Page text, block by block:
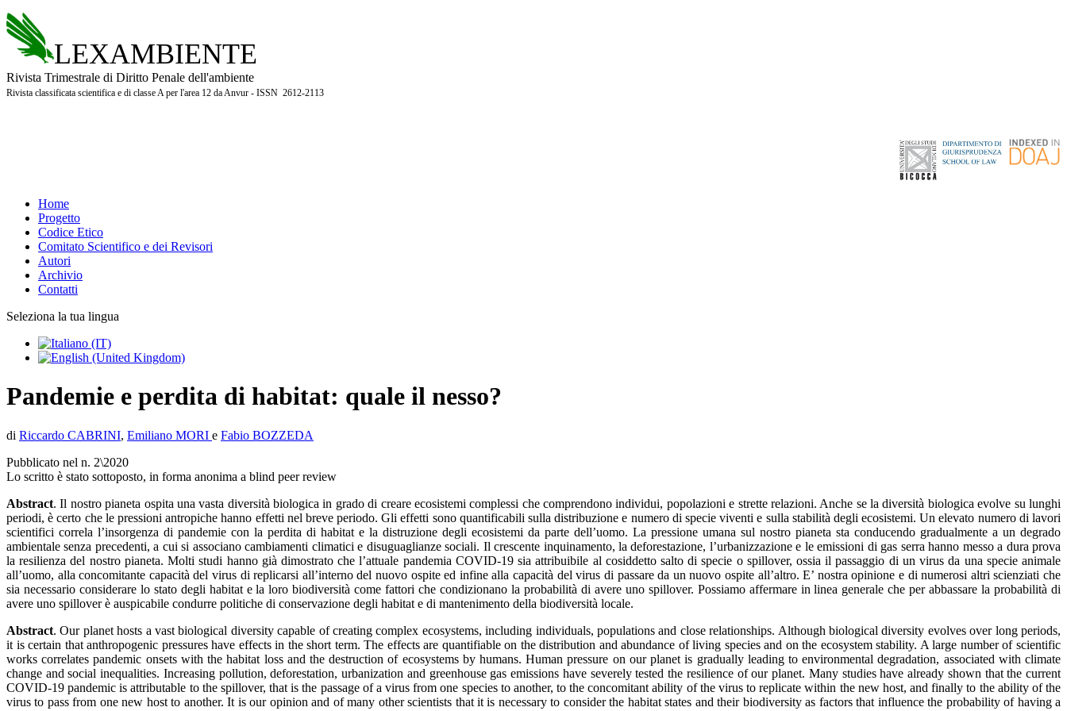
LEXAMBIENTE
Rivista Trimestrale di Diritto Penale dell'ambiente
Rivista classificata scientifica e di classe A per l'area 12 da Anvur - ISSN 2612-2113
Home
Progetto
Codice Etico
Comitato Scientifico e dei Revisori
Autori
Archivio
Contatti
Seleziona la tua lingua
Pandemie e perdita di habitat: quale il nesso?
di Riccardo CABRINI, Emiliano MORI e Fabio BOZZEDA
Pubblicato nel n. 2\2020
Lo scritto è stato sottoposto, in forma anonima a blind peer review
Abstract. Il nostro pianeta ospita una vasta diversità biologica in grado di creare ecosistemi complessi che comprendono individui, popolazioni e strette relazioni. Anche se la diversità biologica evolve su lunghi
periodi, è certo che le pressioni antropiche hanno effetti nel breve periodo. Gli effetti sono quantificabili sulla distribuzione e numero di specie viventi e sulla stabilità degli ecosistemi. Un elevato numero di lavori
scientifici correla l’insorgenza di pandemie con la perdita di habitat e la distruzione degli ecosistemi da parte dell’uomo. La pressione umana sul nostro pianeta sta conducendo gradualmente a un degrado
ambientale senza precedenti, a cui si associano cambiamenti climatici e disuguaglianze sociali. Il crescente inquinamento, la deforestazione, l’urbanizzazione e le emissioni di gas serra hanno messo a dura prova
la resilienza del nostro pianeta. Molti studi hanno già dimostrato che l’attuale pandemia COVID-19 sia attribuibile al cosiddetto salto di specie o spillover, ossia il passaggio di un virus da una specie animale
all’uomo, alla concomitante capacità del virus di replicarsi all’interno del nuovo ospite ed infine alla capacità del virus di passare da un nuovo ospite all’altro. E’ nostra opinione e di numerosi altri scienziati che
sia necessario considerare lo stato degli habitat e la loro biodiversità come fattori che condizionano la probabilità di avere uno spillover. Possiamo affermare in linea generale che per abbassare la probabilità di
avere uno spillover è auspicabile condurre politiche di conservazione degli habitat e di mantenimento della biodiversità locale.
Abstract. Our planet hosts a vast biological diversity capable of creating complex ecosystems, including individuals, populations and close relationships. Although biological diversity evolves over long periods,
it is certain that anthropogenic pressures have effects in the short term. The effects are quantifiable on the distribution and abundance of living species and on the ecosystem stability. A large number of scientific
works correlates pandemic onsets with the habitat loss and the destruction of ecosystems by humans. Human pressure on our planet is gradually leading to environmental degradation, associated with climate
change and social inequalities. Increasing pollution, deforestation, urbanization and greenhouse gas emissions have severely tested the resilience of our planet. Many studies have already shown that the current
COVID-19 pandemic is attributable to the spillover, that is the passage of a virus from one species to another, to the concomitant ability of the virus to replicate within the new host, and finally to the ability of the
virus to pass from one new host to another. It is our opinion and of many other scientists that it is necessary to consider the habitat states and their biodiversity as factors that influence the probability of having a